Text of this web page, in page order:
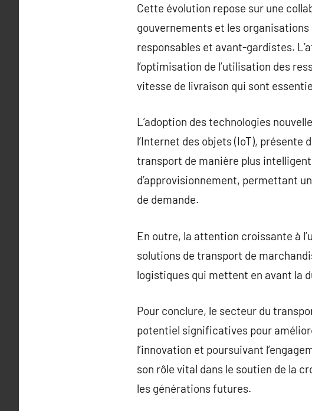
Cette évolution repose sur une
gouvernements et les
responsables et avant-gardistes.
l’optimisation de l’utilisation des
vitesse de livraison qui sont
L’adoption des technologies
l’Internet des objets (IoT),
transport de manière plus
d’approvisionnement, permettant
de demande.
En outre, la attention croissante à
solutions de transport de
logistiques qui mettent en avant la
Pour conclure, le secteur du
potentiel significatives pour
l’innovation et poursuivant
son rôle vital dans le soutien de la
les générations futures.